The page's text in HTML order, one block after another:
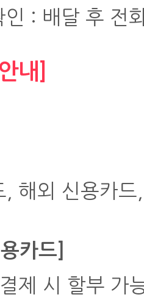
인 : 배달 후 전
내]
, 해외 신용카
카드]
제 시 할부 가